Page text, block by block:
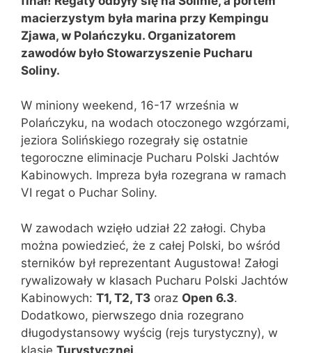
macierzystym była marina przy Kempingu
Zjawa, w Polańczyku. Organizatorem
zawodów było Stowarzyszenie Pucharu
Soliny.
W miniony weekend, 16-17 września w
Polańczyku, na wodach otoczonego wzgórzami,
jeziora Solińskiego rozegrały się ostatnie
tegoroczne eliminacje Pucharu Polski Jachtów
Kabinowych. Impreza była rozegrana w ramach
VI regat o Puchar Soliny.
W zawodach wzięło udział 22 załogi. Chyba
można powiedzieć, że z całej Polski, bo wśród
sterników był reprezentant Augustowa! Załogi
rywalizowały w klasach Pucharu Polski Jachtów
Kabinowych: T1, T2, T3 oraz Open 6.3.
Dodatkowo, pierwszego dnia rozegrano
długodystansowy wyścig (rejs turystyczny), w
klasie Turystycznej.